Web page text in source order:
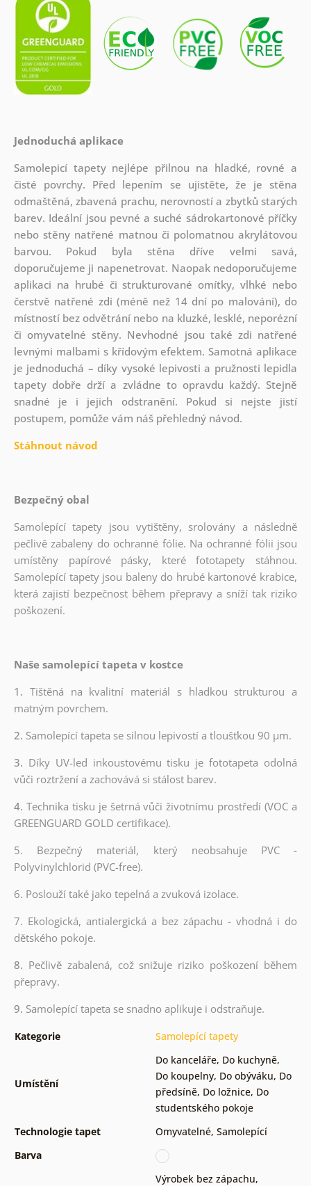
Jednoduchá aplikace
Samolepicí tapety nejlépe přilnou na hladké, rovné a
čisté povrchy. Před lepením se ujistěte, že je stěna
odmaštěná, zbavená prachu, nerovností a zbytků starých
barev. Ideální jsou pevné a suché sádrokartonové příčky
nebo stěny natřené matnou či polomatnou akrylátovou
barvou. Pokud byla stěna dříve velmi savá,
doporučujeme ji napenetrovat. Naopak nedoporučujeme
aplikaci na hrubé či strukturované omítky, vlhké nebo
čerstvě natřené zdi (méně než 14 dní po malování), do
místností bez odvětrání nebo na kluzké, lesklé, neporézní
či omyvatelné stěny. Nevhodné jsou také zdi natřené
levnými malbami s křídovým efektem. Samotná aplikace
je jednoduchá – díky vysoké lepivosti a pružnosti lepidla
tapety dobře drží a zvládne to opravdu každý. Stejně
snadné je i jejich odstranění. Pokud si nejste jistí
postupem, pomůže vám náš přehledný návod.
Stáhnout návod
Bezpečný obal
Samolepící tapety jsou vytištěny, srolovány a následně
pečlivě zabaleny do ochranné fólie. Na ochranné fólii jsou
umístěny papírové pásky, které fototapety stáhnou.
Samolepící tapety jsou baleny do hrubé kartonové krabice,
která zajistí bezpečnost během přepravy a sníží tak riziko
poškození.
Naše samolepící tapeta v kostce
1. Tištěná na kvalitní materiál s hladkou strukturou a
matným povrchem.
2. Samolepící tapeta se silnou lepivostí a tloušťkou 90 µm.
3. Díky UV-led inkoustovému tisku je fototapeta odolná
vůči roztržení a zachovává si stálost barev.
4. Technika tisku je šetrná vůči životnímu prostředí (VOC a
GREENGUARD GOLD certifikace).
5. Bezpečný materiál, který neobsahuje PVC -
Polyvinylchlorid (PVC-free).
6. Poslouží také jako tepelná a zvuková izolace.
7. Ekologická, antialergická a bez zápachu - vhodná i do
dětského pokoje.
8. Pečlivě zabalená, což snižuje riziko poškození během
přepravy.
9. Samolepící tapeta se snadno aplikuje i odstraňuje.
Kategorie Samolepící tapety
Umístění
Do kanceláře, Do kuchyně,
Do koupelny, Do obýváku, Do
předsíně, Do ložnice, Do
studentského pokoje
Technologie tapet
Omyvatelné, Samolepící
Barva
Výrobek bez zápachu,